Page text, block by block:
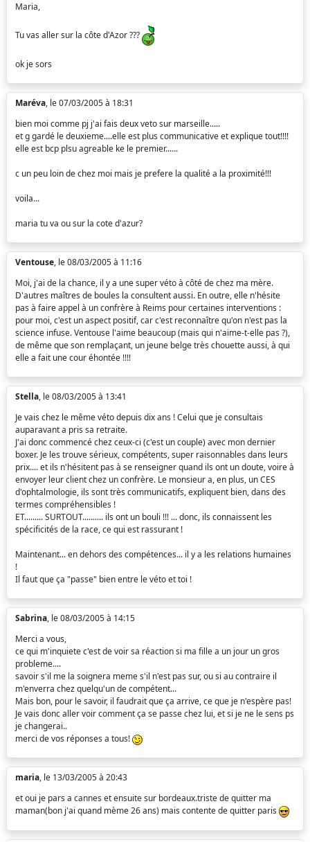
Maria,
Tu vas aller sur la côte d'Azor ???
ok je sors
Maréva, le 07/03/2005 à 18:31
bien moi comme pj j'ai fais deux veto sur marseille.....
et g gardé le deuxieme....elle est plus communicative et explique tout!!!!
elle est bcp plsu agreable ke le premier......
c un peu loin de chez moi mais je prefere la qualité a la proximité!!!
voila...
maria tu va ou sur la cote d'azur?
Ventouse, le 08/03/2005 à 11:16
Moi, j'ai de la chance, il y a une super véto à côté de chez ma mère.
D'autres maîtres de boules la consultent aussi. En outre, elle n'hésite
pas à faire appel à un confrère à Reims pour certaines interventions :
pour moi, c'est un aspect positif, car c'est reconnaître qu'on n'est pas la
science infuse. Ventouse l'aime beaucoup (mais qui n'aime-t-elle pas ?),
de même que son remplaçant, un jeune belge très chouette aussi, à qui
elle a fait une cour éhontée !!!!
Stella, le 08/03/2005 à 13:41
Je vais chez le même véto depuis dix ans ! Celui que je consultais
auparavant a pris sa retraite.
J'ai donc commencé chez ceux-ci (c'est un couple) avec mon dernier
boxer. Je les trouve sérieux, compétents, super raisonnables dans leurs
prix.... et ils n'hésitent pas à se renseigner quand ils ont un doute, voire à
envoyer leur client chez un confrère. Le monsieur a, en plus, un CES
d'ophtalmologie, ils sont très communicatifs, expliquent bien, dans des
termes compréhensibles !
ET......... SURTOUT.......... ils ont un bouli !!! ... donc, ils connaissent les
spécificités de la race, ce qui est rassurant !
Maintenant... en dehors des compétences... il y a les relations humaines
!
Il faut que ça "passe" bien entre le véto et toi !
Sabrina, le 08/03/2005 à 14:15
Merci a vous,
ce qui m'inquiete c'est de voir sa réaction si ma fille a un jour un gros
probleme....
savoir s'il me la soignera meme s'il n'est pas sur, ou si au contraire il
m'enverra chez quelqu'un de compétent...
Mais bon, pour le savoir, il faudrait que ça arrive, ce que je n'espère pas!
Je vais donc aller voir comment ça se passe chez lui, et si je ne le sens ps
je changerai..
merci de vos réponses a tous!
maria, le 13/03/2005 à 20:43
et oui je pars a cannes et ensuite sur bordeaux.triste de quitter ma
maman(bon j'ai quand mème 26 ans) mais contente de quitter paris